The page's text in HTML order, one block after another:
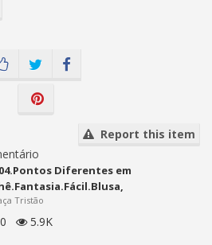
Report this item
Diferentes em
Tristão
5.9K